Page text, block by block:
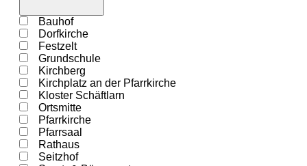
Filter
schließen
Veranstaltungsorte
Bauhof
Dorfkirche
Festzelt
Grundschule
Kirchberg
Kirchplatz an der Pfarrkirche
Kloster Schäftlarn
Ortsmitte
Pfarrkirche
Pfarrsaal
Rathaus
Seitzhof